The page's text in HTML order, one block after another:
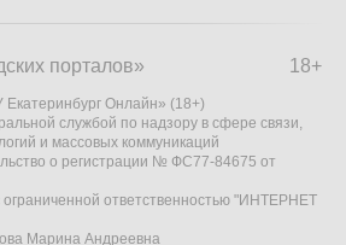
18+
порталов»
Онлайн» (18+)
службой по надзору в сфере связи,
и массовых коммуникаций
о регистрации № ФС77-84675 от
ответственностью "ИНТЕРНЕТ
Марина Андреевна